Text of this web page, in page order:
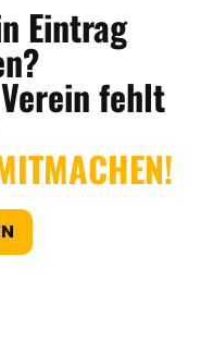
Eintrag
fehlt